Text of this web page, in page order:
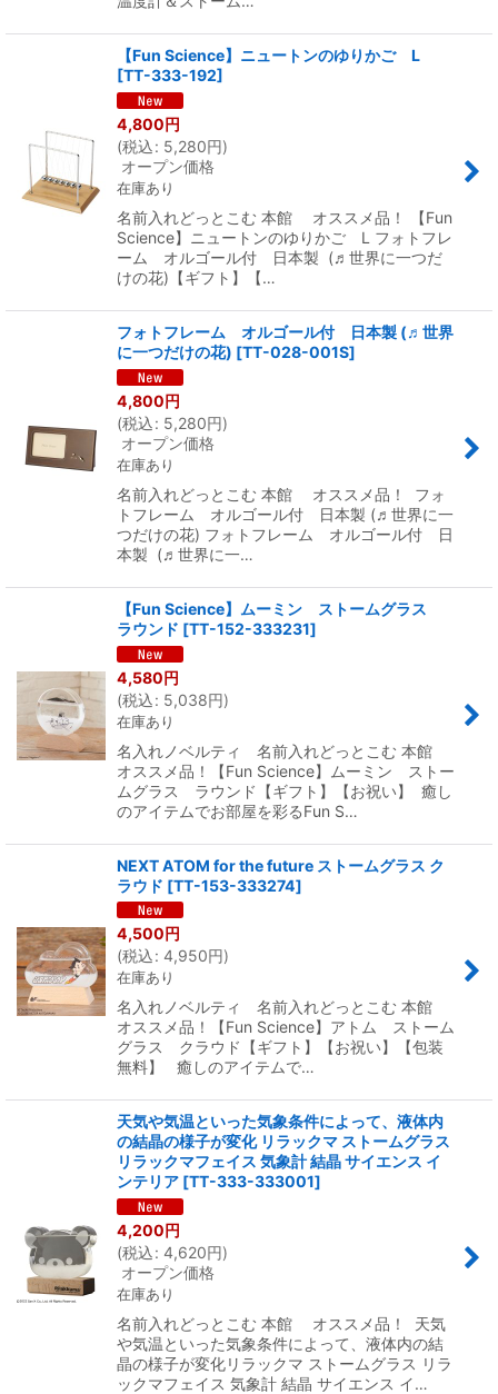
【Fun Science】ニュートンのゆりかご L
[TT-333-192]
4,800円
(税込: 5,280円)
オープン価格
在庫あり
名前入れどっとこむ 本館 オススメ品！ 【Fun
Science】ニュートンのゆりかご L フォトフレ
ーム オルゴール付 日本製 (♬世界に一つだ
けの花)【ギフト】【…
フォトフレーム オルゴール付 日本製 (♬世界
に一つだけの花) [TT-028-001S]
4,800円
(税込: 5,280円)
オープン価格
在庫あり
名前入れどっとこむ 本館 オススメ品！ フォ
トフレーム オルゴール付 日本製 (♬世界に一
つだけの花) フォトフレーム オルゴール付 日
本製 (♬世界に一…
【Fun Science】ムーミン ストームグラス
ラウンド [TT-152-333231]
4,580円
(税込: 5,038円)
在庫あり
名入れノベルティ 名前入れどっとこむ 本館
オススメ品！【Fun Science】ムーミン ストー
ムグラス ラウンド【ギフト】【お祝い】 癒し
のアイテムでお部屋を彩るFun S…
NEXT ATOM for the future ストームグラス ク
ラウド [TT-153-333274]
4,500円
(税込: 4,950円)
在庫あり
名入れノベルティ 名前入れどっとこむ 本館
オススメ品！【Fun Science】アトム ストーム
グラス クラウド【ギフト】【お祝い】【包装
無料】 癒しのアイテムで…
天気や気温といった気象条件によって、液体内
の結晶の様子が変化 リラックマ ストームグラス
リラックマフェイス 気象計 結晶 サイエンス イ
ンテリア [TT-333-333001]
4,200円
(税込: 4,620円)
オープン価格
在庫あり
名前入れどっとこむ 本館 オススメ品！ 天気
や気温といった気象条件によって、液体内の結
晶の様子が変化リラックマ ストームグラス リラ
ックマフェイス 気象計 結晶 サイエンス イ…